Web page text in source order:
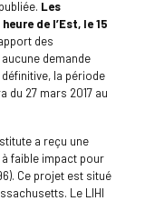
Les
de l’Est, le 15
des
demande
la période
du 27 mars 2017 au
a reçu une
faible impact pour
Ce projet est situé
Le LIHI